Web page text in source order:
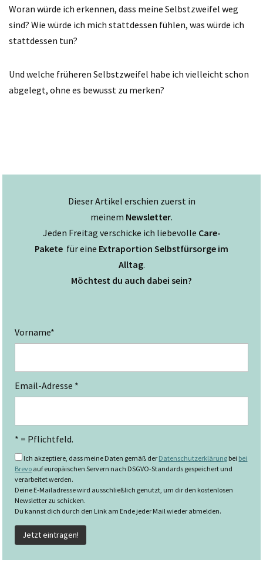
Woran würde ich erkennen, dass meine Selbstzweifel weg
sind? Wie würde ich mich stattdessen fühlen, was würde ich
stattdessen tun?
Und welche früheren Selbstzweifel habe ich vielleicht schon
abgelegt, ohne es bewusst zu merken?
Dieser Artikel erschien zuerst in
meinem Newsletter.
Jeden Freitag verschicke ich liebevolle Care-
Pakete für eine Extraportion Selbstfürsorge im
Alltag.
Möchtest du auch dabei sein?
Vorname*
Email-Adresse *
* = Pflichtfeld.
Ich akzeptiere, dass meine Daten gemäß der Datenschutzerklärung bei bei
Brevo auf europäischen Servern nach DSGVO-Standards gespeichert und
verarbeitet werden.
Deine E-Mailadresse wird ausschließlich genutzt, um dir den kostenlosen
Newsletter zu schicken.
Du kannst dich durch den Link am Ende jeder Mail wieder abmelden.